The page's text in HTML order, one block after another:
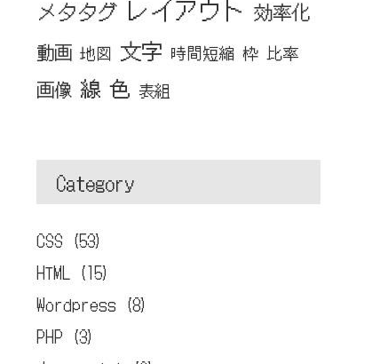
メタタグ レイアウト 効率化
動画 地図 文字 時間短縮 枠 比率
画像 線 色 表組
Category
CSS (53)
HTML (15)
Wordpress (8)
PHP (3)